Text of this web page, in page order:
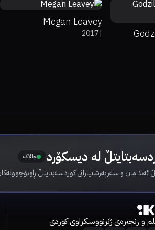
Megan Leavey
|
2017
لە دیسکۆرد چالاک
ئەندامان و سەرپەرشتیارانی کوردسەبتایتڵ
و زنجیرەی ژێرنووسکراوی کوردی